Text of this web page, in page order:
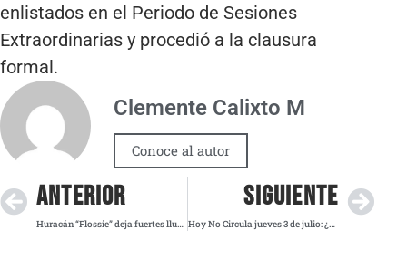
enlistados en el Periodo de Sesiones
Extraordinarias y procedió a la clausura
formal.
Clemente Calixto M
Conoce al autor
ANTERIOR
Huracán “Flossie” deja fuertes lluvias y vientos en México este 2 de julio
SIGUIENTE
Hoy No Circula jueves 3 de julio: ¿Qué autos no circulan en CDMX y Edomex?